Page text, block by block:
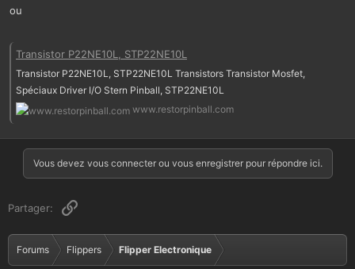
ou
Transistor P22NE10L, STP22NE10L
Transistor P22NE10L, STP22NE10L Transistors Transistor Mosfet,
Spéciaux Driver I/O Stern Pinball, STP22NE10L
www.restorpinball.com
Vous devez vous connecter ou vous enregistrer pour répondre ici.
Partager: Lien
Forums Flippers Flipper Electronique